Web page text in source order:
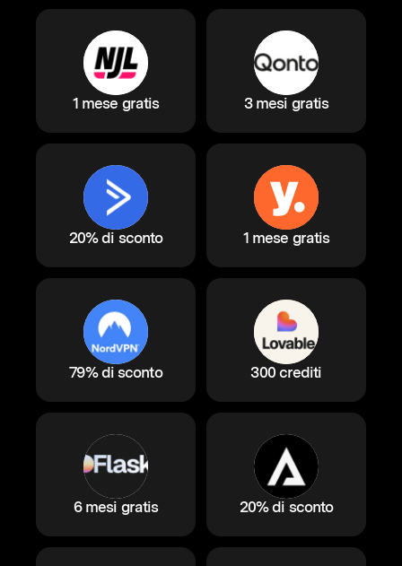
1 mese gratis 3 mesi gratis
20% di sconto 1 mese gratis
79% di sconto 300 crediti
6 mesi gratis 20% di sconto